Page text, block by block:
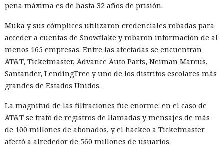
pena máxima es de hasta 32 años de prisión.
Muka y sus cómplices utilizaron credenciales robadas para
acceder a cuentas de Snowflake y robaron información de al
menos 165 empresas. Entre las afectadas se encuentran
AT&T, Ticketmaster, Advance Auto Parts, Neiman Marcus,
Santander, LendingTree y uno de los distritos escolares más
grandes de Estados Unidos.
La magnitud de las filtraciones fue enorme: en el caso de
AT&T se trató de registros de llamadas y mensajes de más
de 100 millones de abonados, y el hackeo a Ticketmaster
afectó a alrededor de 560 millones de usuarios.